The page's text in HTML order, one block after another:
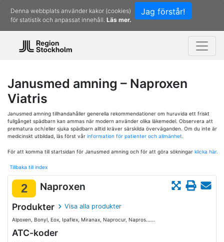
Jag förstår!
Denna webbplats använder kakor (cookies)
för statistik och anpassat innehåll. Läs mer.
Janusmed amning – Naproxen
Viatris
Janusmed amning tillhandahåller generella rekommendationer om huruvida ett friskt
fullgånget spädbarn kan ammas när modern använder olika läkemedel. Observera att
prematura och/eller sjuka spädbarn alltid kräver särskilda överväganden. Om du inte är
medicinskt utbildad, läs först vår information för patienter och allmänhet.
För att komma till startsidan för Janusmed amning och för att göra sökningar klicka här.
Tillbaka till index
2 Naproxen
Produkter Visa alla produkter
Alpoxen, Bonyl, Eox, Ipaflex, Miranax, Naprocur, Napros......
ATC-koder